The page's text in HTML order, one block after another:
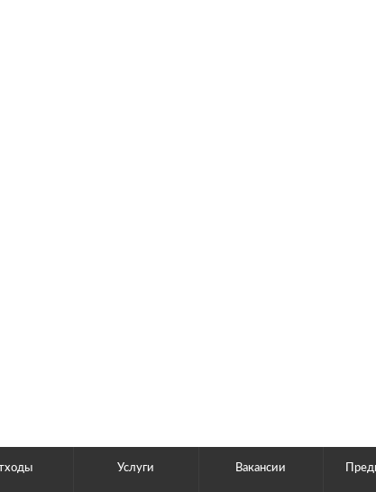
Услуги Вакансии